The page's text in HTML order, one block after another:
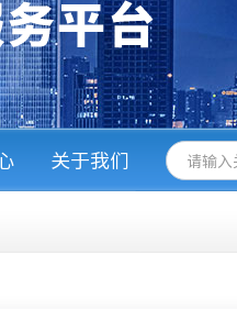
关于我们